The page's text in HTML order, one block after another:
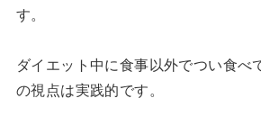
す。
ダイエット中に食事以外でつい食べ
の視点は実践的です。